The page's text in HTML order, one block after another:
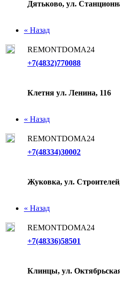
Дятьково, ул.
« Назад
REMONTDOMA24
+7(4832)770088
Клетня ул. Ленина, 116
« Назад
REMONTDOMA24
+7(48334)30002
Жуковка, ул.
« Назад
REMONTDOMA24
+7(48336)58501
Клинцы, ул.